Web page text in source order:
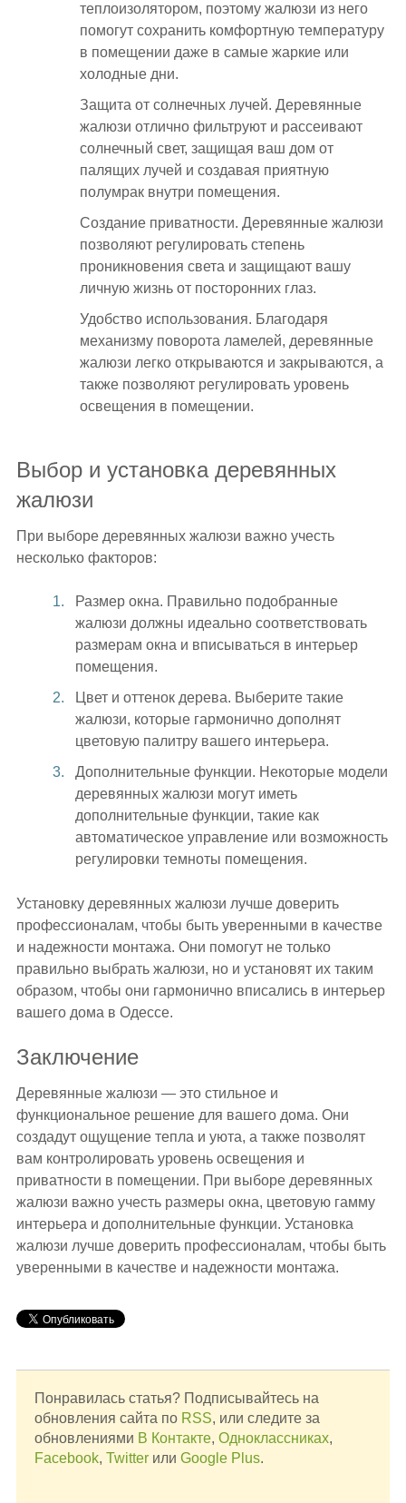
теплоизолятором, поэтому жалюзи из него
помогут сохранить комфортную температуру
в помещении даже в самые жаркие или
холодные дни.
Защита от солнечных лучей. Деревянные
жалюзи отлично фильтруют и рассеивают
солнечный свет, защищая ваш дом от
палящих лучей и создавая приятную
полумрак внутри помещения.
Создание приватности. Деревянные жалюзи
позволяют регулировать степень
проникновения света и защищают вашу
личную жизнь от посторонних глаз.
Удобство использования. Благодаря
механизму поворота ламелей, деревянные
жалюзи легко открываются и закрываются, а
также позволяют регулировать уровень
освещения в помещении.
Выбор и установка деревянных
жалюзи
При выборе деревянных жалюзи важно учесть
несколько факторов:
Размер окна. Правильно подобранные
жалюзи должны идеально соответствовать
размерам окна и вписываться в интерьер
помещения.
Цвет и оттенок дерева. Выберите такие
жалюзи, которые гармонично дополнят
цветовую палитру вашего интерьера.
Дополнительные функции. Некоторые модели
деревянных жалюзи могут иметь
дополнительные функции, такие как
автоматическое управление или возможность
регулировки темноты помещения.
Установку деревянных жалюзи лучше доверить
профессионалам, чтобы быть уверенными в качестве
и надежности монтажа. Они помогут не только
правильно выбрать жалюзи, но и установят их таким
образом, чтобы они гармонично вписались в интерьер
вашего дома в Одессе.
Заключение
Деревянные жалюзи — это стильное и
функциональное решение для вашего дома. Они
создадут ощущение тепла и уюта, а также позволят
вам контролировать уровень освещения и
приватности в помещении. При выборе деревянных
жалюзи важно учесть размеры окна, цветовую гамму
интерьера и дополнительные функции. Установка
жалюзи лучше доверить профессионалам, чтобы быть
уверенными в качестве и надежности монтажа.
Понравилась статья? Подписывайтесь на
обновления сайта по RSS, или следите за
обновлениями В Контакте, Одноклассниках,
Facebook, Twitterили Google Plus.